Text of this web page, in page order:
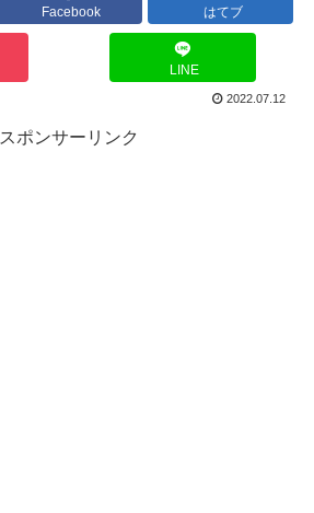
Facebook はてブ
LINE
2022.07.12
スポンサーリンク